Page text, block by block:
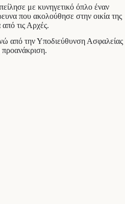
με κυνηγετικό όπλο έναν
που ακολούθησε στην οικία της
τις Αρχές.
από την Υποδιεύθυνση Ασφαλείας
προανάκριση.